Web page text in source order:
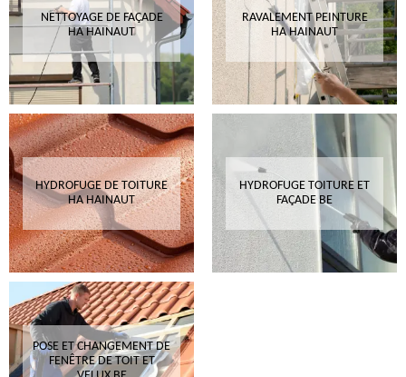
NETTOYAGE DE FAÇADE
HA HAINAUT
RAVALEMENT PEINTURE
HA HAINAUT
HYDROFUGE DE TOITURE
HA HAINAUT
HYDROFUGE TOITURE ET
FAÇADE BE
POSE ET CHANGEMENT DE
FENÊTRE DE TOIT ET